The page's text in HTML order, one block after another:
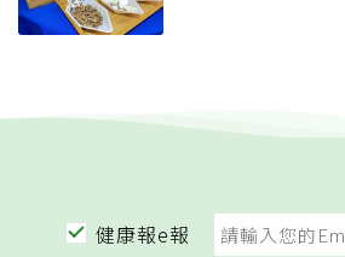
健康報e報